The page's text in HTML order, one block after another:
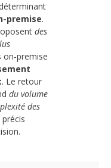
premise.
des
on-premise
. Le retour
du volume
des
précis